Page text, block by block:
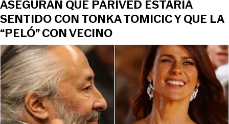
ASEGURAN QUE PARIVED ESTARÍA
SENTIDO CON TONKA TOMICIC Y QUE LA
“PELÓ” CON VECINO